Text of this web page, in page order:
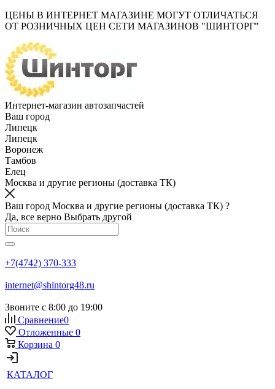
ЦЕНЫ В ИНТЕРНЕТ МАГАЗИНЕ МОГУТ ОТЛИЧАТЬСЯ
ОТ РОЗНИЧНЫХ ЦЕН СЕТИ МАГАЗИНОВ "ШИНТОРГ"
Интернет-магазин автозапчастей
Ваш город
Липецк
Липецк
Воронеж
Тамбов
Елец
Москва и другие регионы (доставка ТК)
Ваш город Москва и другие регионы (доставка ТК) ?
Да, все верно Выбрать другой
+7(4742) 370-333
internet@shintorg48.ru
Звоните с 8:00 до 19:00
Сравнение0
Отложенные 0
Корзина 0
КАТАЛОГ